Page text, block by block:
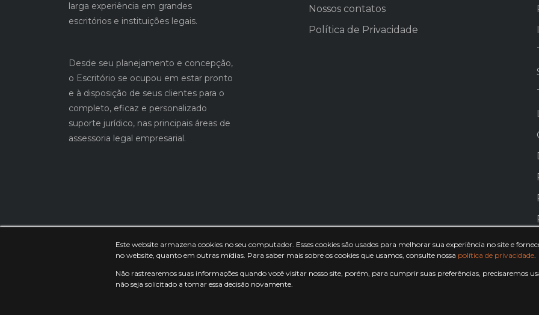
larga experiência em grandes
escritórios e instituições legais.
Desde seu planejamento e concepção,
o Escritório se ocupou em estar pronto
e à disposição de seus clientes para o
completo, eficaz e personalizado
suporte jurídico, nas principais áreas de
assessoria legal empresarial.
Nossos contatos
Política de Privacidade
Este website armazena cookies no seu computador. Esses cookies são usados para melhorar sua experiência no site e
no website, quanto em outras mídias. Para saber mais sobre os cookies que usamos, consulte nossa política de privacidade.
Não rastrearemos suas informações quando você visitar nosso site, porém, para cumprir suas preferências, precisaremos
não seja solicitado a tomar essa decisão novamente.